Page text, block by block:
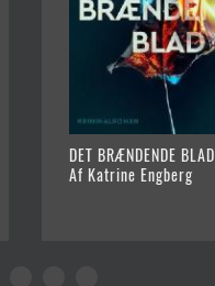
DET BRÆNDENDE BLAD
Af Katrine Engberg